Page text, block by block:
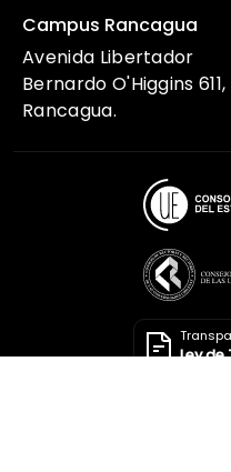
Campus Rancagua
Avenida Libertador
Bernardo O'Higgins 611,
Rancagua.
Ley